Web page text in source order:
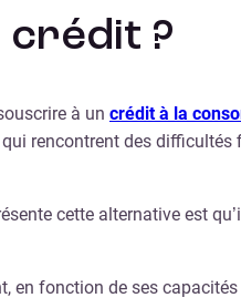
crédit ?
à un crédit à la
rencontrent des
cette alternative est
en fonction de ses